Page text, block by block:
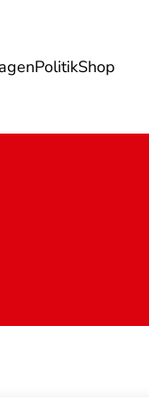
PolitikShop
Verträge